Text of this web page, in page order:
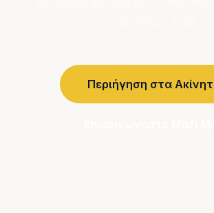
Περιήγηση στα